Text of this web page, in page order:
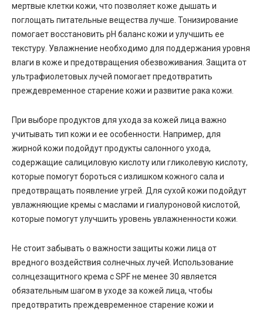
мертвые клетки кожи, что позволяет коже дышать и
поглощать питательные вещества лучше. Тонизирование
помогает восстановить pH баланс кожи и улучшить ее
текстуру. Увлажнение необходимо для поддержания уровня
влаги в коже и предотвращения обезвоживания. Защита от
ультрафиолетовых лучей помогает предотвратить
преждевременное старение кожи и развитие рака кожи.
При выборе продуктов для ухода за кожей лица важно
учитывать тип кожи и ее особенности. Например, для
жирной кожи подойдут продукты салонного ухода,
содержащие салициловую кислоту или гликолевую кислоту,
которые помогут бороться с излишком кожного сала и
предотвращать появление угрей. Для сухой кожи подойдут
увлажняющие кремы с маслами и гиалуроновой кислотой,
которые помогут улучшить уровень увлажненности кожи.
Не стоит забывать о важности защиты кожи лица от
вредного воздействия солнечных лучей. Использование
солнцезащитного крема с SPF не менее 30 является
обязательным шагом в уходе за кожей лица, чтобы
предотвратить преждевременное старение кожи и